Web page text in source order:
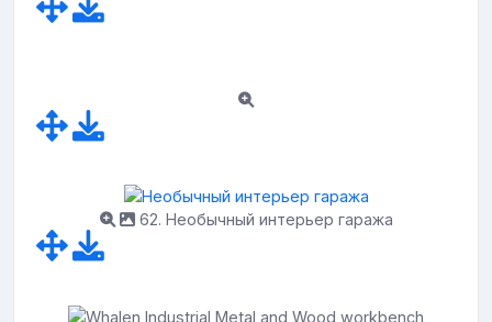
62. Необычный интерьер гаража